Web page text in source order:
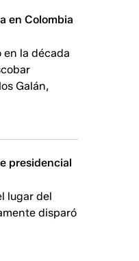
en Colombia
en la década
Galán,
presidencial
lugar del
disparó